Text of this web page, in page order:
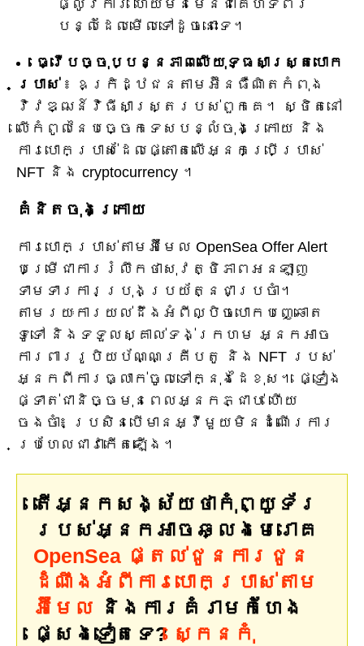
ផ្លូវការ ហើយមិនមែនជាគេហទំព័រ
បន្លំដែលមើលទៅដូចនោះទេ។
ធ្វើបច្ចុប្បន្នភាពលើយុទ្ធសាស្ត្របោក
ប្រាស់៖ ឧក្រិដ្ឋជនតាមអ៊ីនធឺណិតកំពុង
វិវឌ្ឍន៍វិធីសាស្រ្តរបស់ពួកគេ។ ស្ថិតនៅ
លើកំពូលនៃបច្ចេកទេសបន្លំចុងក្រោយ និង
ការបោកប្រាស់ដែលផ្តោតលើអ្នកប្រើប្រាស់
NFT និង cryptocurrency ។
គំនិតចុងក្រោយ
ការបោកប្រាស់តាមអ៊ីមែល OpenSea Offer Alert
បម្រើជាការរំលឹកថាសុវត្ថិភាពអនឡាញ
ទាមទារការប្រុងប្រយ័ត្នជាប្រចាំ។
តាមរយៈការយល់ដឹងអំពីល្បិចបោកបញ្ឆោត
ទូទៅ និងទទួលស្គាល់ទង់ក្រហម អ្នកអាច
ការពាររូបិយប័ណ្ណគ្រីបតូ និង NFT របស់
អ្នកពីការធ្លាក់ចូលទៅក្នុងដៃខុស។ ផ្ទៀង
ផ្ទាត់ជានិច្ចមុនពេលអ្នកភ្ជាប់ ហើយ
ចងចាំ៖ ប្រសិនបើមានអ្វីមួយមិនដំណើរការ
ប្រហែលជាវាកើតឡើង។
តើអ្នកសង្ស័យថាកុំព្យូទ័រ
របស់អ្នកអាចឆ្លងមេរោគ
OpenSea ផ្តល់ជូនការជូន
ដំណឹងអំពីការបោកប្រាស់តាម
អ៊ីមែល និងការគំរាមកំហែង
ផ្សេងទៀតទេ? ស្កេនកុំ